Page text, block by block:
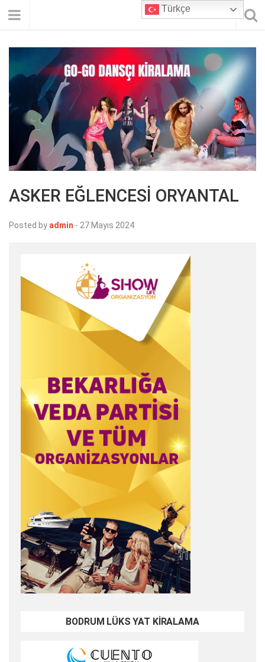
ASKER EĞLENCESİ ORYANTAL
Posted by admin - 27 Mayıs 2024
BODRUM LÜKS YAT KİRALAMA
Türkçe